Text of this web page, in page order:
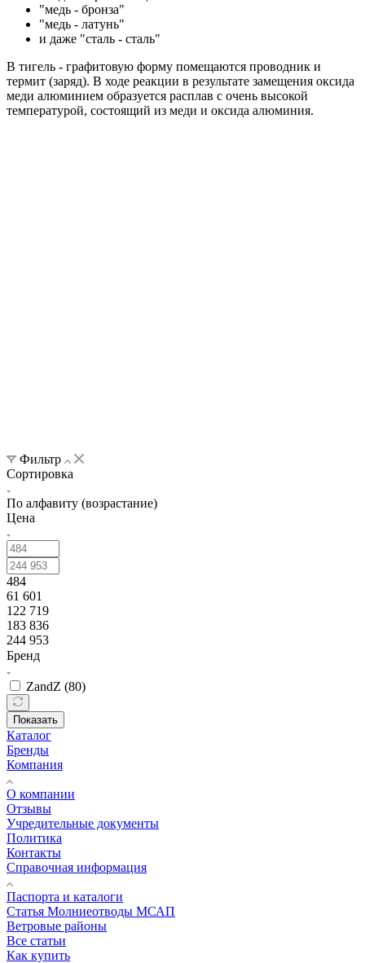
"медь - бронза"
"медь - латунь"
и даже "сталь - сталь"
В тигель - графитовую форму помещаются проводник и
термит (заряд). В ходе реакции в результате замещения оксида
меди алюминием образуется расплав с очень высокой
температурой, состоящий из меди и оксида алюминия.
Фильтр
Сортировка
По алфавиту (возрастание)
Цена
484
61 601
122 719
183 836
244 953
Бренд
ZandZ (80)
Показать
Каталог
Бренды
Компания
О компании
Отзывы
Учредительные документы
Политика
Контакты
Справочная информация
Паспорта и каталоги
Статья Молниеотводы МСАП
Ветровые районы
Все статьи
Как купить